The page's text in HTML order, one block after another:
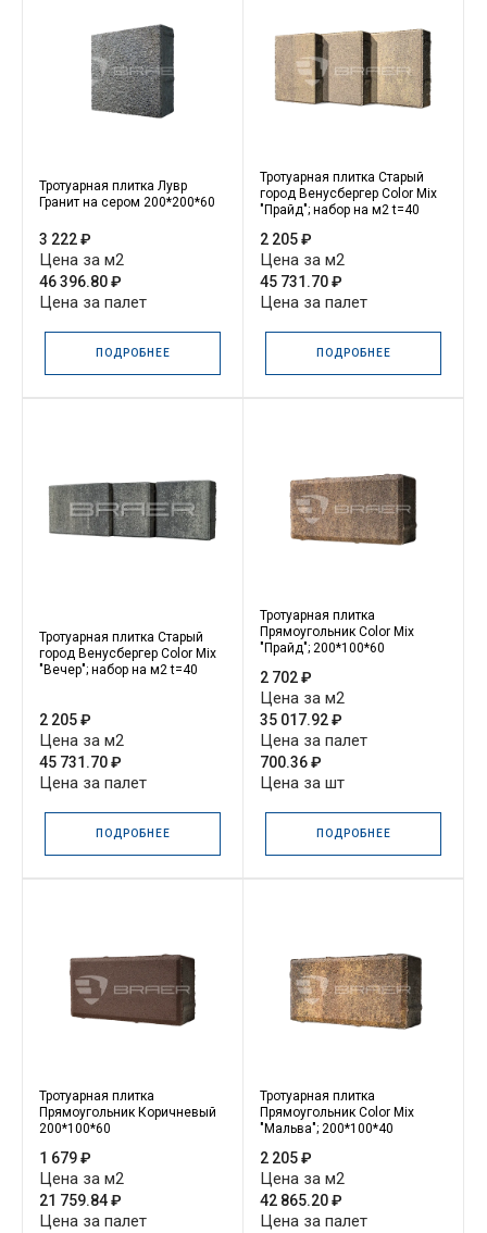
Тротуарная плитка Лувр
Гранит на сером 200*200*60
3 222 ₽
Цена за м2
46 396.80 ₽
Цена за палет
ПОДРОБНЕЕ
Тротуарная плитка Старый
город Венусбергер Color Mix
"Прайд"; набор на м2 t=40
2 205 ₽
Цена за м2
45 731.70 ₽
Цена за палет
ПОДРОБНЕЕ
Тротуарная плитка Старый
город Венусбергер Color Mix
"Вечер"; набор на м2 t=40
2 205 ₽
Цена за м2
45 731.70 ₽
Цена за палет
ПОДРОБНЕЕ
Тротуарная плитка
Прямоугольник Color Mix
"Прайд"; 200*100*60
2 702 ₽
Цена за м2
35 017.92 ₽
Цена за палет
700.36 ₽
Цена за шт
ПОДРОБНЕЕ
Тротуарная плитка
Прямоугольник Коричневый
200*100*60
1 679 ₽
Цена за м2
21 759.84 ₽
Цена за палет
Тротуарная плитка
Прямоугольник Color Mix
"Мальва"; 200*100*40
2 205 ₽
Цена за м2
42 865.20 ₽
Цена за палет